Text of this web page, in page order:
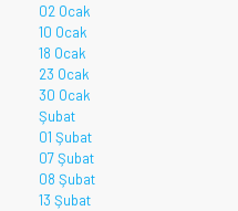
02 Ocak
10 Ocak
18 Ocak
23 Ocak
30 Ocak
Şubat
01 Şubat
07 Şubat
08 Şubat
13 Şubat